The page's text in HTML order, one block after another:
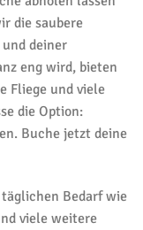
die saubere
deiner
eng wird, bieten
Fliege und viele
die Option:
Buche jetzt deine
Bedarf wie
viele weitere